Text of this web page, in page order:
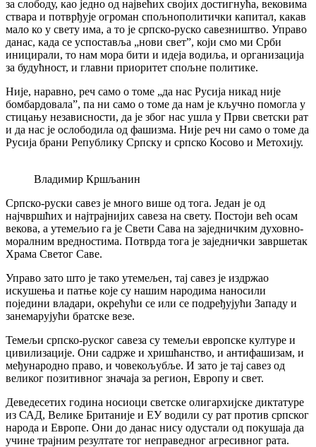
за слободу, као једно од највећих својих достигнућа, вековима
ствара и потврђује огроман спољнополитички капитал, какав
мало ко у свету има, а то је српско-руско савезништво. Управо
данас, када се успоставља „нови свет”, који смо ми Срби
иницирали, то нам мора бити и идеја водиља, и организација
за будућност, и главни приоритет спољне политике.
Није, наравно, реч само о томе „да нас Русија никад није
бомбардовала”, па ни само о томе да нам је кључно помогла у
стицању независности, да је због нас ушла у Први светски рат
и да нас је ослободила од фашизма. Није реч ни само о томе да
Русија брани Републику Српску и српско Косово и Метохију.
Владимир Кршљанин
Српско-руски савез је много више од тога. Један је од
најчвршћих и најтрајнијих савеза на свету. Постоји већ осам
векова, а утемељио га је Свети Сава на заједничким духовно-
моралним вредностима. Потврда тога је заједнички завршетак
Храма Светог Саве.
Управо зато што је тако утемељен, тај савез је издржао
искушења и патње које су нашим народима наносили
поједини владари, окрећући се или се подређујући Западу и
занемарујући братске везе.
Темељи српско-руског савеза су темељи европске културе и
цивилизације. Они садрже и хришћанство, и антифашизам, и
међународно право, и човекољубље. И зато је тај савез од
великог позитивног значаја за регион, Европу и свет.
Деведесетих година носиоци светске олигархијске диктатуре
из САД, Велике Британије и ЕУ водили су рат против српског
народа и Европе. Они до данас нису одустали од покушаја да
учине трајним резултате тог неправедног агресивног рата.